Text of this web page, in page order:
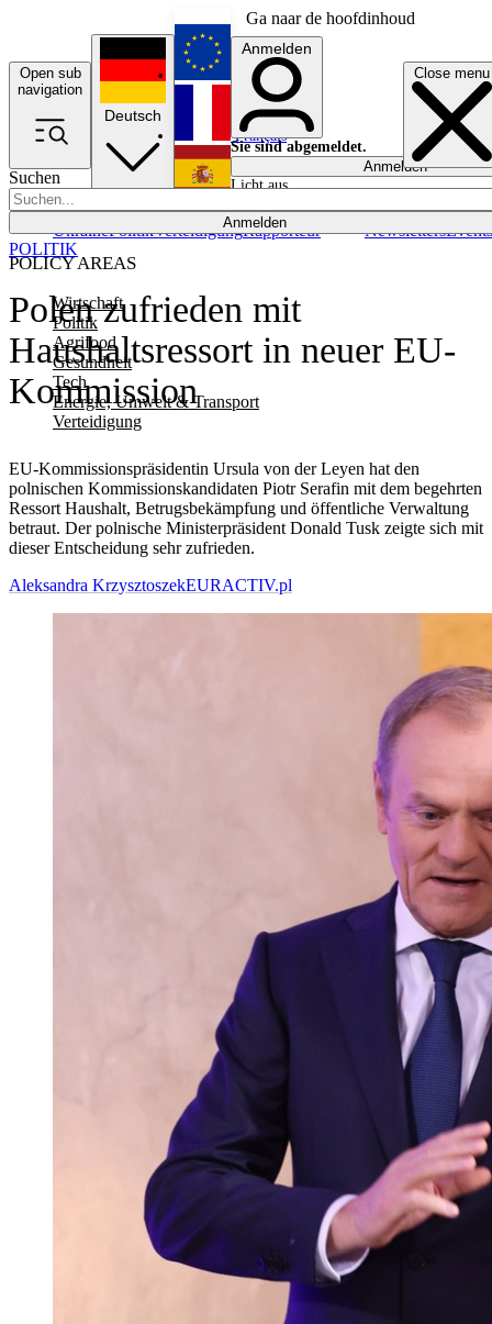
Ga naar de hoofdinhoud
Open sub
navigation
Close menu
Suchen
Anmelden
POLICY AREAS
Wirtschaft
Politik
Agrifood
Gesundheit
Tech
Energie, Umwelt & Transport
Verteidigung
UkrainePolitikVerteidigungRapporteur NewslettersEvents
Deutsch
English
Français
Anmelden
Sie sind abgemeldet.
Anmelden
Licht aus
Polen zufrieden mit
Haushaltsressort in neuer EU-
Kommission
EU-Kommissionspräsidentin Ursula von der Leyen hat den
polnischen Kommissionskandidaten Piotr Serafin mit dem begehrten
Ressort Haushalt, Betrugsbekämpfung und öffentliche Verwaltung
betraut. Der polnische Ministerpräsident Donald Tusk zeigte sich mit
dieser Entscheidung sehr zufrieden.
POLITIK
Aleksandra KrzysztoszekEURACTIV.pl